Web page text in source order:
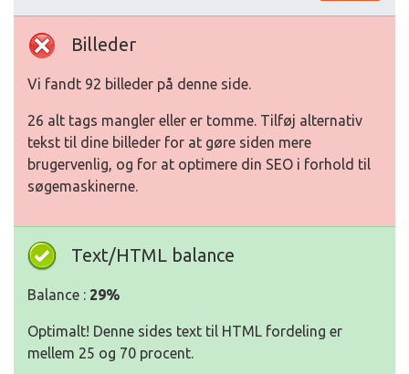
Billeder
Vi fandt 92 billeder på denne side.
26 alt tags mangler eller er tomme. Tilføj alternativ
tekst til dine billeder for at gøre siden mere
brugervenlig, og for at optimere din SEO i forhold til
søgemaskinerne.
Text/HTML balance
Balance : 29%
Optimalt! Denne sides text til HTML fordeling er
mellem 25 og 70 procent.